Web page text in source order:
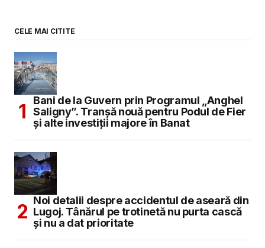
CELE MAI CITITE
Bani de la Guvern prin Programul „Anghel
Saligny”. Tranșă nouă pentru Podul de Fier
și alte investiții majore în Banat
Noi detalii despre accidentul de aseară din
Lugoj. Tânărul pe trotinetă nu purta cască
și nu a dat prioritate